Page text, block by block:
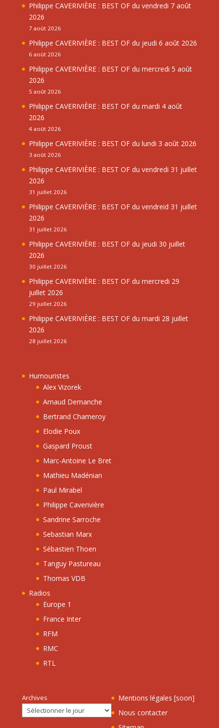
Philippe CAVERIVIÈRE : BEST OF du vendredi 7 août
2026
7 août 2026
Philippe CAVERIVIÈRE : BEST OF du jeudi 6 août 2026
6 août 2026
Philippe CAVERIVIÈRE : BEST OF du mercredi 5 août
2026
5 août 2026
Philippe CAVERIVIÈRE : BEST OF du mardi 4 août
2026
4 août 2026
Philippe CAVERIVIÈRE : BEST OF du lundi 3 août 2026
3 août 2026
Philippe CAVERIVIÈRE : BEST OF du vendredi 31 juillet
2026
31 juillet 2026
Philippe CAVERIVIÈRE : BEST OF du vendreid 31 juillet
2026
31 juillet 2026
Philippe CAVERIVIÈRE : BEST OF du jeudi 30 juillet
2026
30 juillet 2026
Philippe CAVERIVIÈRE : BEST OF du mercredi 29
juillet 2026
29 juillet 2026
Philippe CAVERIVIÈRE : BEST OF du mardi 28 juillet
2026
28 juillet 2026
Humouristes
Alex Vizorek
Arnaud Demanche
Bertrand Chameroy
Elodie Poux
Gaspard Proust
Marc-Antoine Le Bret
Mathieu Madénian
Paul Mirabel
Philippe Caverivière
Sandrine Sarroche
Sebastian Marx
Sébastien Thoen
Tanguy Pastureau
Thomas VDB
Radios
Europe 1
France Inter
RFM
RMC
RTL
Archives
Mentions légales [soon]
Nous contacter